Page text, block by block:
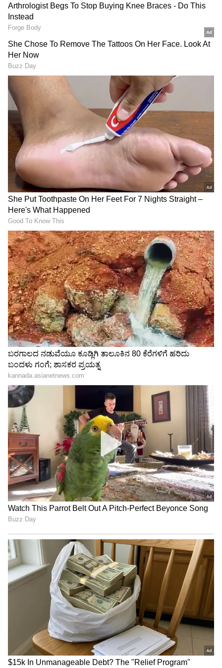
ಸೋನು ಗೌಡ- ನೇಹಾ ಗೌಡ
ಕನ್ನಡ ಹಿರಿತೆರೆ ಮತ್ತು ಕಿರುತೆರೆಯಲ್ಲಿ ಮಿಂಚುತ್ತಿರುವ
ನಟಿಯರಾದ ಸೋನು ಗೌಡ ಹಾಗೂ ನೇಹಾ ಗೌಡ ಇದೀಗ
ಜೊತೆಯಾಗಿ ಕಿರುತೆರೆಗೆ ಎಂಟ್ರಿ ಕೊಟ್ಟಿದ್ದಾರೆ. ಆದರೆ ಒಂದೇ
ಧಾರಾವಾಹಿಯಲ್ಲಿ ಅಲ್ಲ. ಬೇರೆ ಬೇರೆ ವಾಹಿನಿಗಳ, ಎರಡು
ವಿಭಿನ್ನ ಧಾರಾವಾಹಿಯಲ್ಲಿ ಅಕ್ಕ-ತಂಗಿ ನಟಿಸುತ್ತಿದ್ದಾರೆ.
Related Articles
ಅಜ್ಜಿ ಹೆಸ್ರೂ ಅಲ್ಲ, ಏನೂ ಅಲ್ಲ: ಮಗಳಿಗೆ ಶಾರದಾ
ಹೆಸರು ಇಟ್ಟಿರುವ ಹಿಂದಿನ ಕುತೂಹಲ ತೆರೆದಿಟ್ಟ ನಟಿ
Neha Gowda
ಆ ಹುಡುಗಿ ನನ್ನ ಚಾರಿತ್ರ್ಯವಧೆ ಮಾಡ್ತಿದ್ದಾಳೆ,
ಮತ್ತೊಂದಿಷ್ಟು ವಿಡಿಯೋ ವೈರಲ್‌ ಮಾಡ್ತಿದ್ದಾಳೆ: Sonu
Gowda ಆರೋಪ
3
6
Image Credit : Our Own
ಅಗ್ನಿಸಾಕ್ಷಿಯಲ್ಲಿ ನೇಹಾ ಗೌಡ
‘ಲಕ್ಷ್ಮೀ ಬಾರಮ್ಮ’ ಧಾರಾವಾಹಿಯ ಗೊಂಬೆ ಖ್ಯಾತಿಯ ನೇಹಾ
ಗೌಡ ಈಗಷ್ಟೇ ಶುರುವಾಗಿರುವ ಹೊಚ್ಚ ಹೊಸ ಧಾರಾವಾಹಿ
ಅಗ್ನಿ ಸಾಕ್ಷಿಯಲ್ಲಿ ನಟಿಸಿದ್ದಾರೆ. ಇದೊಂದು ಗೆಸ್ಟ್ ಅಪಿಯರೆನ್ಸ್
ಆಗಿದ್ದು, ಸಾಕ್ಷಿಯ ಮನಸನ್ನು ಬದಲಾಯಿಸಲು ಸ್ಪೂರ್ತಿಯಾಗಿ
ಬರುವ ಗೊಂಬೆ ಪಾತ್ರದಲ್ಲಿ ನಟಿಸಿದ್ದಾರೆ.